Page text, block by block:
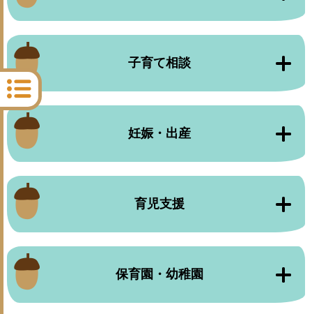
子育て相談
妊娠・出産
育児支援
保育園・幼稚園